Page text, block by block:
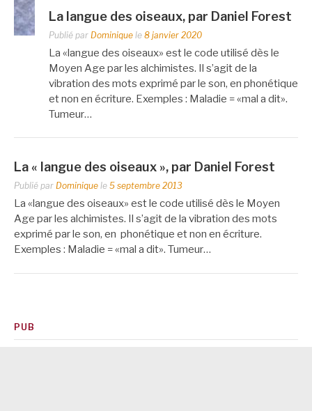
La langue des oiseaux, par Daniel Forest
Publié par Dominique le 8 janvier 2020
La «langue des oiseaux» est le code utilisé dès le
Moyen Age par les alchimistes. Il s’agit de la
vibration des mots exprimé par le son, en phonétique
et non en écriture. Exemples : Maladie = «mal a dit».
Tumeur…
La « langue des oiseaux », par Daniel Forest
Publié par Dominique le 5 septembre 2013
La «langue des oiseaux» est le code utilisé dès le Moyen
Age par les alchimistes. Il s’agit de la vibration des mots
exprimé par le son, en phonétique et non en écriture.
Exemples : Maladie = «mal a dit». Tumeur…
PUB